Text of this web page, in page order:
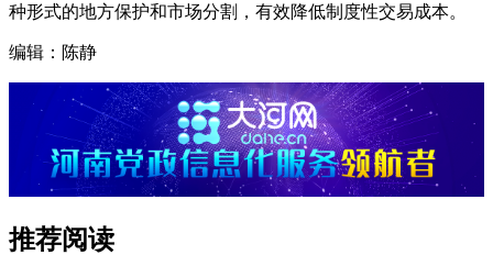
种形式的地方保护和市场分割，有效降低制度性交易成本。
编辑：陈静
推荐阅读